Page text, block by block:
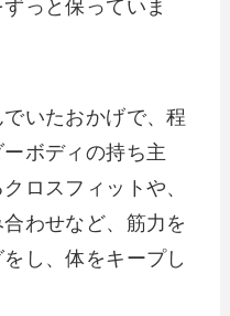
っと保っていま
いたおかげで、程
ボディの持ち主
ロスフィットや、
わせなど、筋力を
し、体をキープし